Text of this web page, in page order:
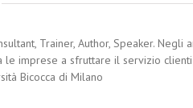
Trainer, Author, Speaker.
imprese a sfruttare il servizio
Bicocca di Milano